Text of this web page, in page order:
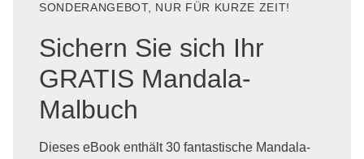
SONDERANGEBOT, NUR FÜR KURZE ZEIT!
Sichern Sie sich Ihr
GRATIS Mandala-
Malbuch
Dieses eBook enthält 30 fantastische Mandala-